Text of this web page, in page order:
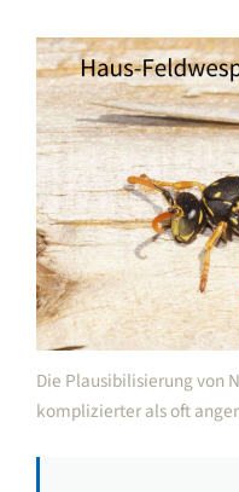
Die Plausibilisierung von
komplizierter als oft